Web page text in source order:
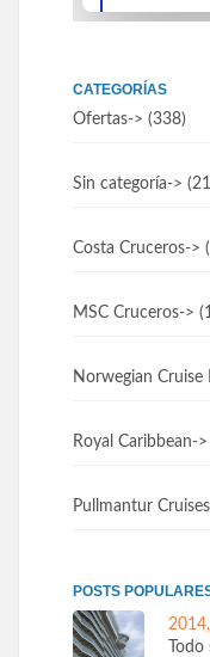
CATEGORÍAS
Ofertas-> (338)
Sin categoría->
Costa Cruceros->
MSC Cruceros->
Norwegian Cruise
Royal Caribbean-
Pullmantur Cruises
POSTS